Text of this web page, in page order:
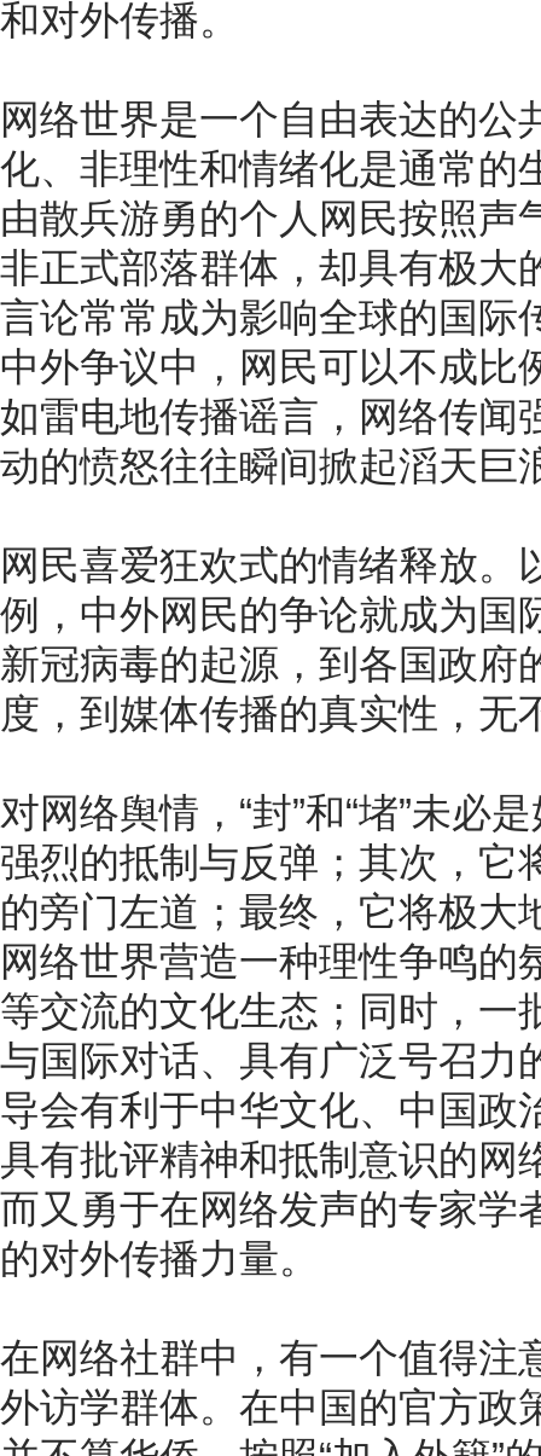
和对外传播。
网络世界是一个自由表达的公
化、非理性和情绪化是通常的
由散兵游勇的个人网民按照声
非正式部落群体，却具有极大
言论常常成为影响全球的国际
中外争议中，网民可以不成比
如雷电地传播谣言，网络传闻
动的愤怒往往瞬间掀起滔天巨
网民喜爱狂欢式的情绪释放。
例，中外网民的争论就成为国
新冠病毒的起源，到各国政府
度，到媒体传播的真实性，
对网络舆情，“封”和“堵”未必
强烈的抵制与反弹；其次，它
的旁门左道；最终，它将极大
网络世界营造一种理性争鸣的
等交流的文化生态；同时，一
与国际对话、具有广泛号召力
导会有利于中华文化、中国政
具有批评精神和抵制意识的网
而又勇于在网络发声的专家学
的对外传播力量。
在网络社群中，有一个值得注
外访学群体。在中国的官方政